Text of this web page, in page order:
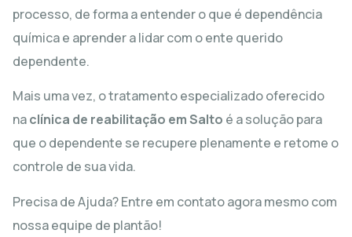
processo, de forma a entender o que é dependência
química e aprender a lidar com o ente querido
dependente.
Mais uma vez, o tratamento especializado oferecido
naclínica de reabilitação em Salto é a solução para
que o dependente se recupere plenamente e retome o
controle de sua vida.
Precisa de Ajuda? Entre em contato agora mesmo com
nossa equipe de plantão!